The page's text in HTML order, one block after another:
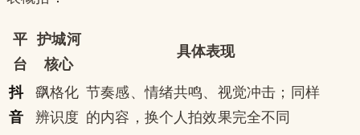
平
台
护城河
核心
具体表现
抖
音
飖格化
辨识度
节奏感、情绪共鸣、视觉冲击；同样
的内容，换个人拍效果完全不同